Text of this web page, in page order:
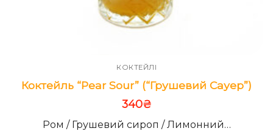
КОКТЕЙЛІ
Коктейль “Pear Sour” (“Грушевий Сауер”)
340₴
Ром / Грушевий сироп / Лимонний…